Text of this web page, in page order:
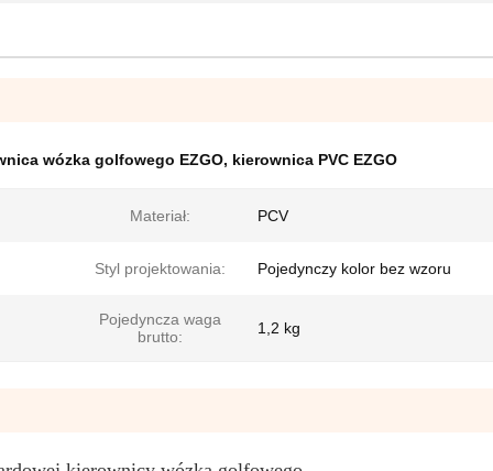
wózka golfowego EZGO, kierownica PVC EZGO
Materiał: PCV
Styl projektowania: Pojedynczy kolor bez wzoru
Pojedyncza waga
brutto:
1,2 kg